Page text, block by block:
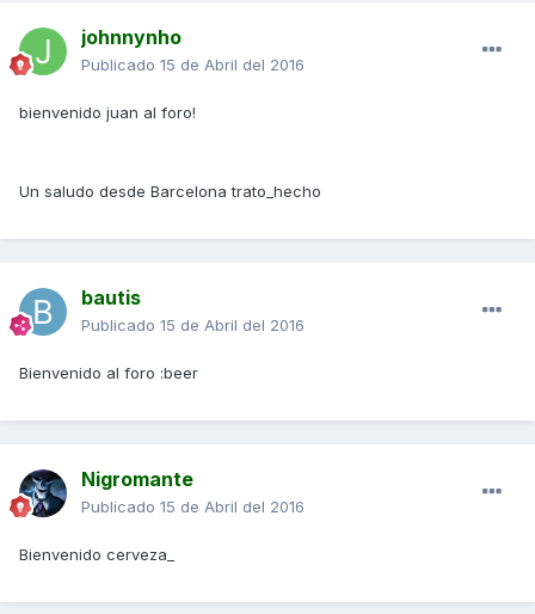
johnnynho
Publicado 15 de Abril del 2016
bienvenido juan al foro!
Un saludo desde Barcelona trato_hecho
bautis
Publicado 15 de Abril del 2016
Bienvenido al foro :beer
Nigromante
Publicado 15 de Abril del 2016
Bienvenido cerveza_